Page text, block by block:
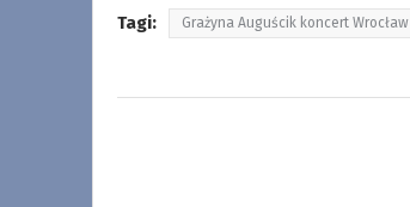
Tagi: Grażyna Auguścik koncert Wrocław